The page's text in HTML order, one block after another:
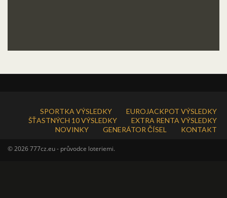
SPORTKA VÝSLEDKY
EUROJACKPOT VÝSLEDKY
ŠŤASTNÝCH 10 VÝSLEDKY
EXTRA RENTA VÝSLEDKY
NOVINKY
GENERÁTOR ČÍSEL KONTAKT
© 2026 777cz.eu - průvodce loteriemi.